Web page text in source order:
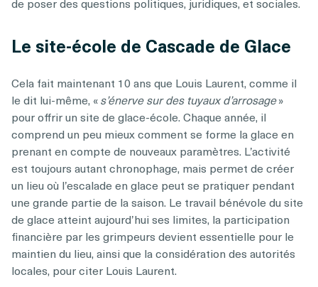
Le site-école de Cascade de Glace
Cela fait maintenant 10 ans que Louis Laurent, comme il
le dit lui-même, «s’énerve sur des tuyaux d’arrosage»
pour offrir un site de glace-école. Chaque année, il
comprend un peu mieux comment se forme la glace en
prenant en compte de nouveaux paramètres. L’activité
est toujours autant chronophage, mais permet de créer
un lieu où l’escalade en glace peut se pratiquer pendant
une grande partie de la saison. Le travail bénévole du site
de glace atteint aujourd’hui ses limites, la participation
financière par les grimpeurs devient essentielle pour le
maintien du lieu, ainsi que la considération des autorités
locales, pour citer Louis Laurent.